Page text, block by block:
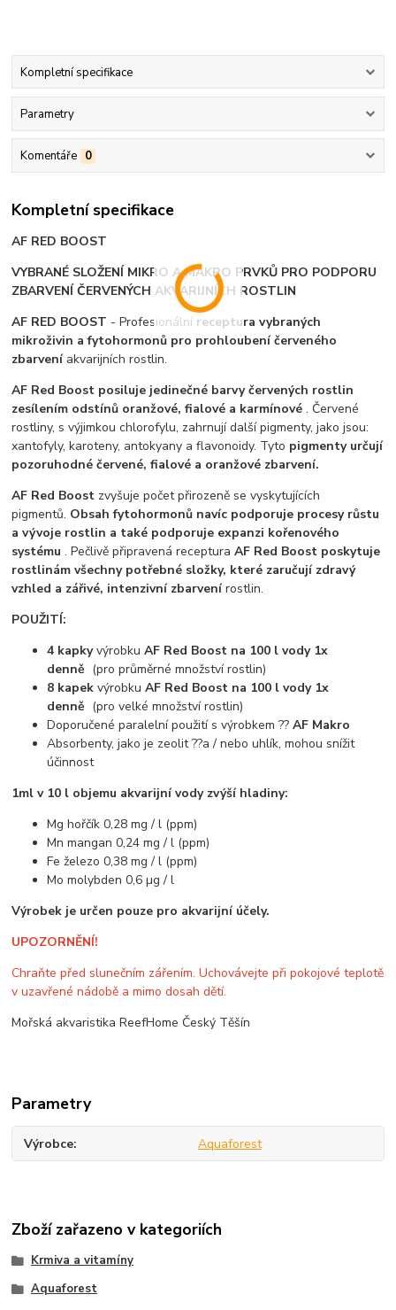
Kompletní specifikace
Parametry
Komentáře 0
Kompletní specifikace
AF RED BOOST
VYBRANÉ SLOŽENÍ MIKRO A MAKRO PRVKŮ PRO PODPORU
ZBARVENÍ ČERVENÝCH AKVARIJNÍCH ROSTLIN
AF RED BOOST - Profesionální receptura vybraných
mikroživin a fytohormonů pro prohloubení červeného
zbarveníakvarijních rostlin.
AF Red Boost posiluje jedinečné barvy červených rostlin
zesílením odstínů oranžové, fialové a karmínové . Červené
rostliny, s výjimkou chlorofylu, zahrnují další pigmenty, jako jsou:
xantofyly, karoteny, antokyany a flavonoidy. Tyto pigmenty určují
pozoruhodné červené, fialové a oranžové zbarvení.
AF Red Boost zvyšuje počet přirozeně se vyskytujících
pigmentů. Obsah fytohormonů navíc podporuje procesy růstu
a vývoje rostlin a také podporuje expanzi kořenového
systému . Pečlivě připravená recepturaAF Red Boost poskytuje
rostlinám všechny potřebné složky, které zaručují zdravý
vzhled a zářivé, intenzivní zbarvenírostlin.
POUŽITÍ:
4 kapkyvýrobkuAF Red Boost na 100 l vody 1x
denně (pro průměrné množství rostlin)
8 kapekvýrobkuAF Red Boost na 100 l vody 1x
denně (pro velké množství rostlin)
Doporučené paralelní použití s výrobkem ??AF Makro
Absorbenty, jako je zeolit ??a / nebo uhlík, mohou snížit
účinnost
1ml v 10 l objemu akvarijní vody zvýší hladiny:
Mg hořčík 0,28 mg / l (ppm)
Mn mangan 0,24 mg / l (ppm)
Fe železo 0,38 mg / l (ppm)
Mo molybden 0,6 µg / l
Výrobek je určen pouze pro akvarijní účely.
UPOZORNĚNÍ!
Chraňte před slunečním zářením. Uchovávejte při pokojové teplotě
v uzavřené nádobě a mimo dosah dětí.
Mořská akvaristika ReefHome Český Těšín
Parametry
Výrobce Aquaforest
Zboží zařazeno v kategoriích
Krmiva a vitamíny
Aquaforest